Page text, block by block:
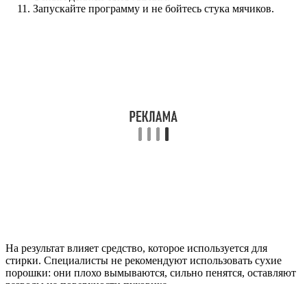
Запускайте программу и не бойтесь стука мячиков.
На результат влияет средство, которое используется для
стирки. Специалисты не рекомендуют использовать сухие
порошки: они плохо вымываются, сильно пенятся, оставляют